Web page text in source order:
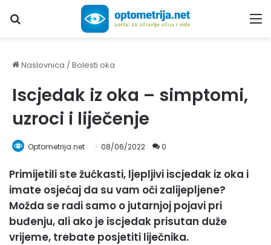
Upiši traženi pojam...
Naslovnica /Bolesti oka
Iscjedak iz oka – simptomi,
uzroci i liječenje
Optometrija.net 08/06/2022 0
Primijetili ste žućkasti, ljepljivi iscjedak iz oka i
imate osjećaj da su vam oči zalijepljene?
Možda se radi samo o jutarnjoj pojavi pri
buđenju, ali ako je iscjedak prisutan duže
vrijeme, trebate posjetiti liječnika.